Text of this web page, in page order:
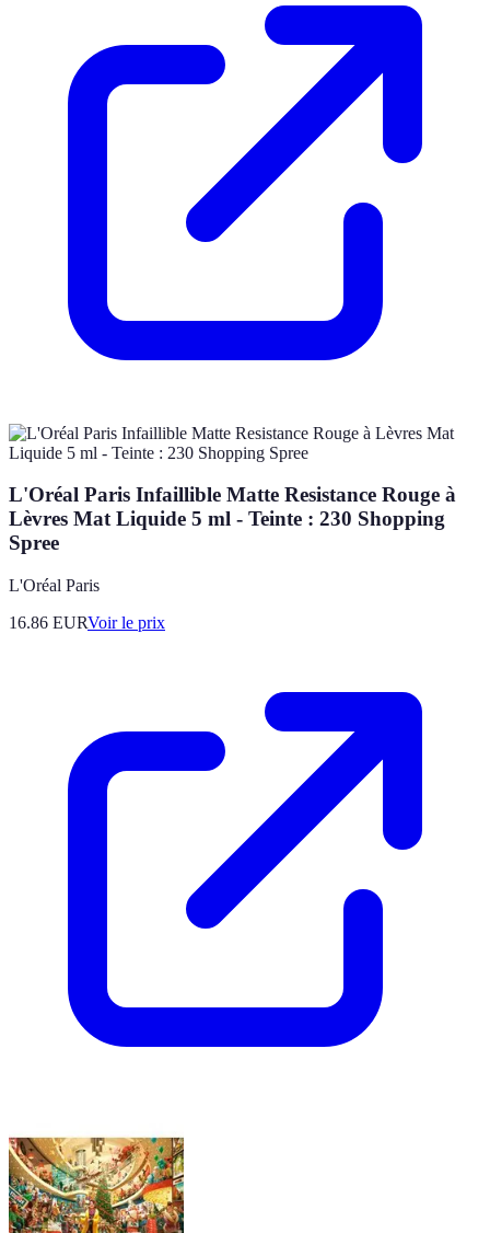
L'Oréal Paris Infaillible Matte Resistance Rouge à
Lèvres Mat Liquide 5 ml - Teinte : 230 Shopping
Spree
L'Oréal Paris
16.86 EURVoir le prix